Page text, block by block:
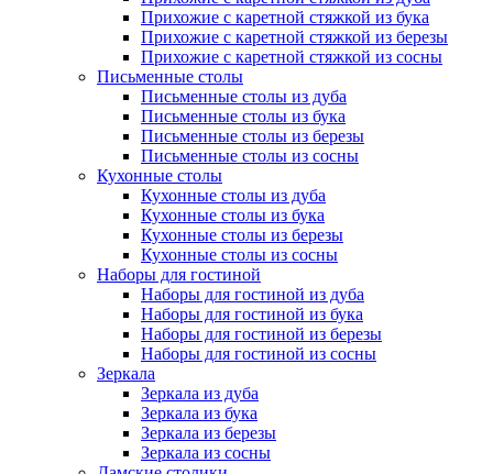
Прихожие с каретной стяжкой из бука
Прихожие с каретной стяжкой из березы
Прихожие с каретной стяжкой из сосны
Письменные столы
Письменные столы из дуба
Письменные столы из бука
Письменные столы из березы
Письменные столы из сосны
Кухонные столы
Кухонные столы из дуба
Кухонные столы из бука
Кухонные столы из березы
Кухонные столы из сосны
Наборы для гостиной
Наборы для гостиной из дуба
Наборы для гостиной из бука
Наборы для гостиной из березы
Наборы для гостиной из сосны
Зеркала
Зеркала из дуба
Зеркала из бука
Зеркала из березы
Зеркала из сосны